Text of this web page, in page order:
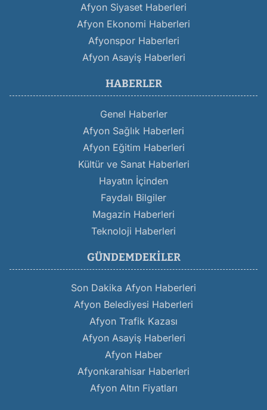
Afyon Siyaset Haberleri
Afyon Ekonomi Haberleri
Afyonspor Haberleri
Afyon Asayiş Haberleri
HABERLER
Genel Haberler
Afyon Sağlık Haberleri
Afyon Eğitim Haberleri
Kültür ve Sanat Haberleri
Hayatın İçinden
Faydalı Bilgiler
Magazin Haberleri
Teknoloji Haberleri
GÜNDEMDEKILER
Son Dakika Afyon Haberleri
Afyon Belediyesi Haberleri
Afyon Trafik Kazası
Afyon Asayiş Haberleri
Afyon Haber
Afyonkarahisar Haberleri
Afyon Altın Fiyatları